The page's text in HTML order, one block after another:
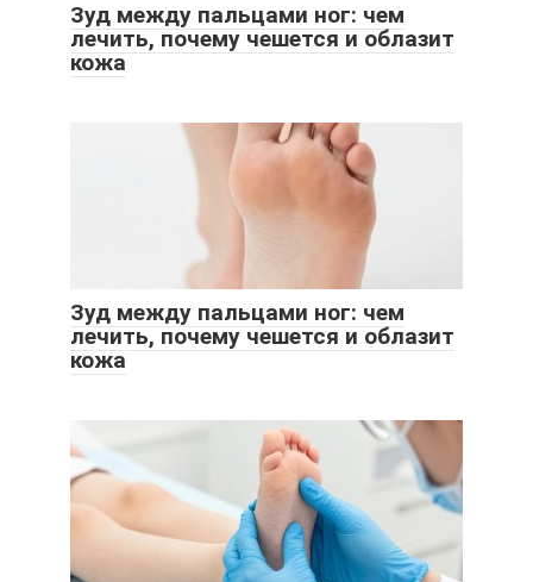
Зуд между пальцами ног: чем
лечить, почему чешется и облазит
кожа
Зуд между пальцами ног: чем
лечить, почему чешется и облазит
кожа